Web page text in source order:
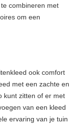
combineren met
om een
ook comfort
met een zachte en
kunt zitten of er met
van een kleed
ervaring van je tuin